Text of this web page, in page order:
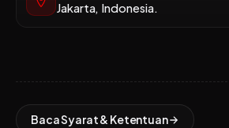
Jakarta, Indonesia.
Baca Syarat & Ketentuan